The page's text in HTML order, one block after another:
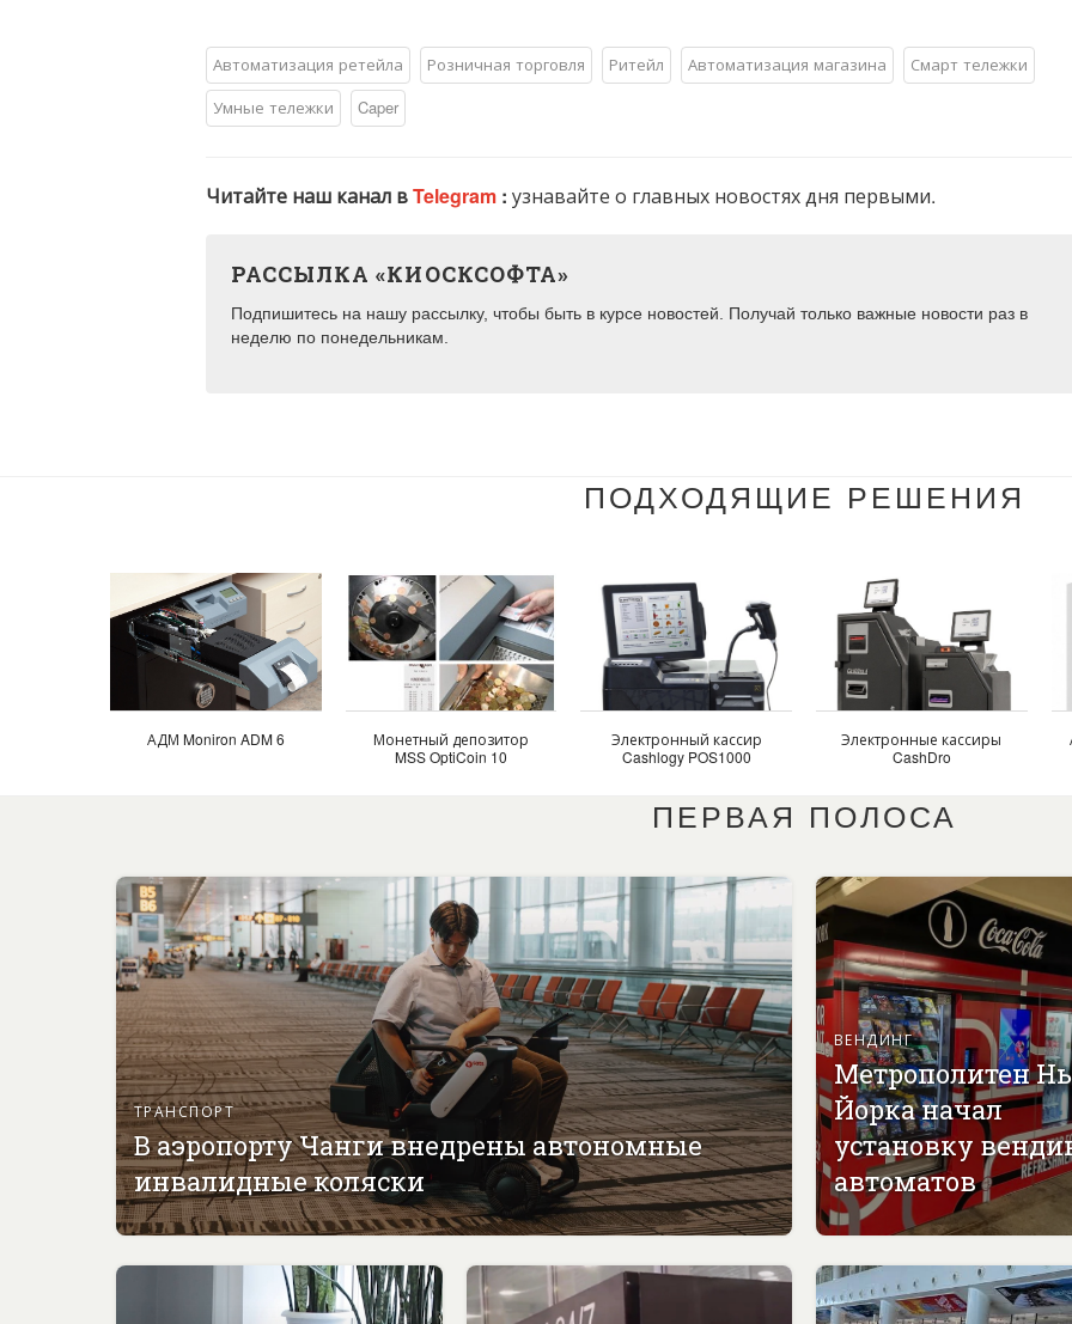
Автоматизация ретейла Розничная торговля Ритейл Автоматизация магазина
Смарт тележки
Умные тележки
Caper
Читайте наш канал вTelegram : узнавайте о главных новостях дня первыми.
РАССЫЛКА «КИОСКСОФТА»
Подпишитесь на нашу рассылку, чтобы быть в курсе новостей. Получай только важные новости раз в
неделю по понедельникам.
ПОДХОДЯЩИЕ РЕШЕНИЯ
АДМ Moniron ADM 6
Монетный депозитор
MSS OptiCoin 10
Электронный кассир
Cashlogy POS1000
Электронные кассиры
CashDro
ПЕРВАЯ ПОЛОСА
ТРАНСПОРТ
В аэропорту Чанги внедрены автономные
инвалидные коляски
ВЕНДИНГ
Метрополитен
Йорка начал
установку
автоматов